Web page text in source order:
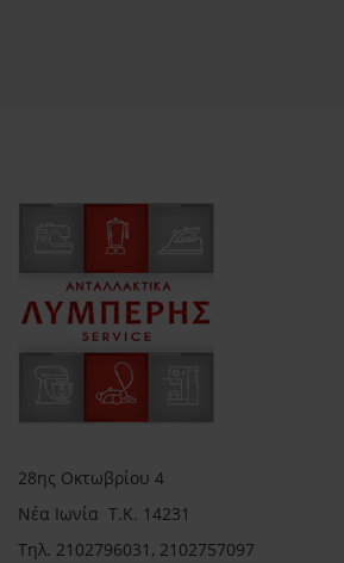
28ης Οκτωβρίου 4
Νέα Ιωνία Τ.Κ. 14231
Τηλ. 2102796031, 2102757097